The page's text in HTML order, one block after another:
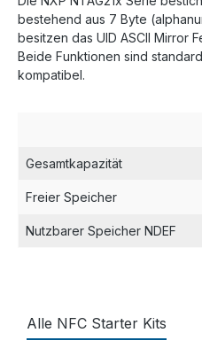
bestehend aus 7 Byte
besitzen das UID ASCII Mirror
Beide Funktionen sind
kompatibel.
Gesamtkapazität
Freier Speicher
Nutzbarer Speicher NDEF
Alle NFC Starter Kits